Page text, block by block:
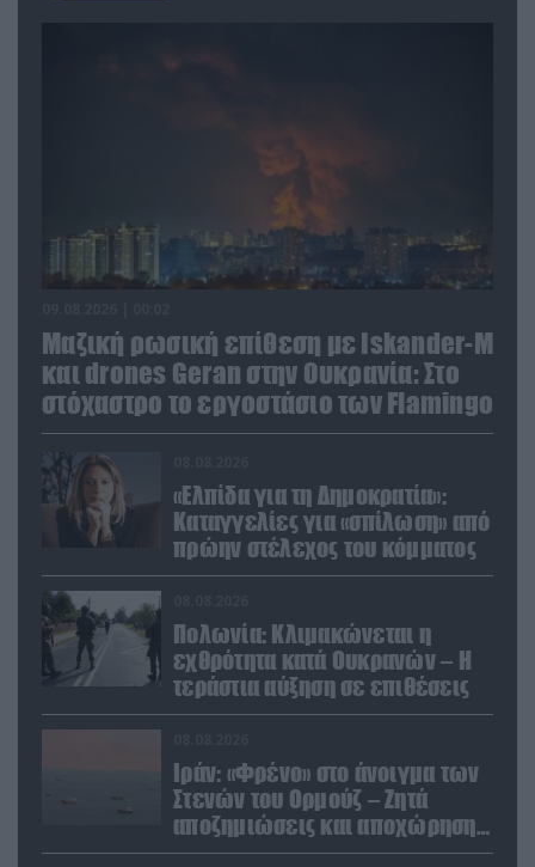
Μαζική ρωσική επίθεση με Iskander-M
και drones Geran στην Ουκρανία: Στο
στόχαστρο το εργοστάσιο των Flamingo
«Ελπίδα για τη Δημοκρατία»:
Καταγγελίες για «σπίλωση» από
πρώην στέλεχος του κόμματος
Πολωνία: Κλιμακώνεται η
εχθρότητα κατά Ουκρανών – Η
τεράστια αύξηση σε επιθέσεις
Ιράν: «Φρένο» στο άνοιγμα των
Στενών του Ορμούζ – Ζητά
αποζημιώσεις και αποχώρηση
των ΗΠΑ